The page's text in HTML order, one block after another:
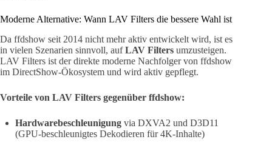
Moderne Alternative: Wann LAV Filters die bessere Wahl ist
Da ffdshow seit 2014 nicht mehr aktiv entwickelt wird, ist es
in vielen Szenarien sinnvoll, aufLAV Filters umzusteigen.
LAV Filters ist der direkte moderne Nachfolger von ffdshow
im DirectShow-Ökosystem und wird aktiv gepflegt.
Vorteile von LAV Filters gegenüber ffdshow:
Hardwarebeschleunigung via DXVA2 und D3D11
(GPU-beschleunigtes Dekodieren für 4K-Inhalte)